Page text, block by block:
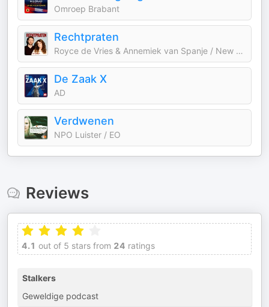
Omroep Brabant
Rechtpraten
Royce de Vries & Annemiek van Spanje / New Tree Media
De Zaak X
AD
Verdwenen
NPO Luister / EO
Reviews
4.1 out of 5 stars from 24 ratings
Stalkers
Geweldige podcast